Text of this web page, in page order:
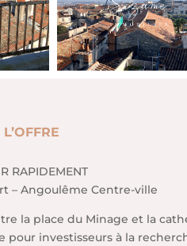
RAPIDEMENT
– Angoulême Centre-ville
la place du Minage et la
pour investisseurs à la